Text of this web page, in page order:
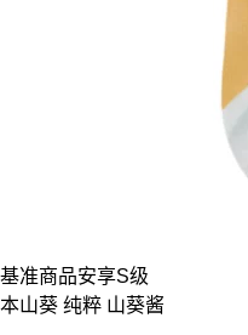
基准商品安享S级
本山葵 纯粹 山葵酱